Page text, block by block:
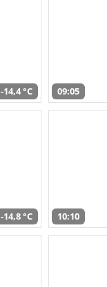
-14,4 °C 09:05
-14,8 °C 10:10